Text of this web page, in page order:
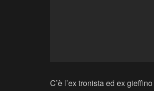
C’è l’ex tronista ed ex